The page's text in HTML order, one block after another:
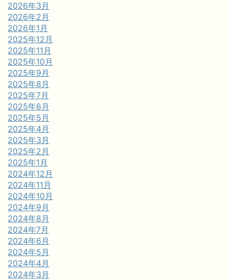
2026年3月
2026年2月
2026年1月
2025年12月
2025年11月
2025年10月
2025年9月
2025年8月
2025年7月
2025年6月
2025年5月
2025年4月
2025年3月
2025年2月
2025年1月
2024年12月
2024年11月
2024年10月
2024年9月
2024年8月
2024年7月
2024年6月
2024年5月
2024年4月
2024年3月